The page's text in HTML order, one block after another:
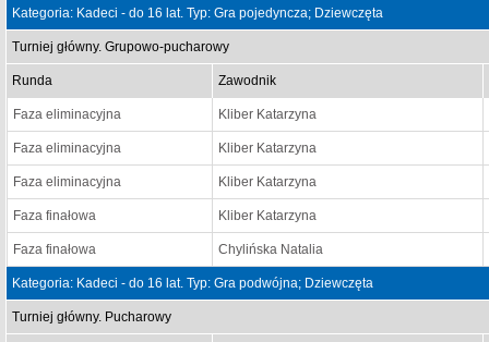
Kategoria: Kadeci - do 16 lat. Typ: Gra pojedyncza; Dziewczęta
Turniej główny. Grupowo-pucharowy
Runda Zawodnik
Faza eliminacyjna Kliber Katarzyna
Faza eliminacyjna Kliber Katarzyna
Faza eliminacyjna Kliber Katarzyna
Faza finałowa Kliber Katarzyna
Faza finałowa Chylińska Natalia
Kategoria: Kadeci - do 16 lat. Typ: Gra podwójna; Dziewczęta
Turniej główny. Pucharowy